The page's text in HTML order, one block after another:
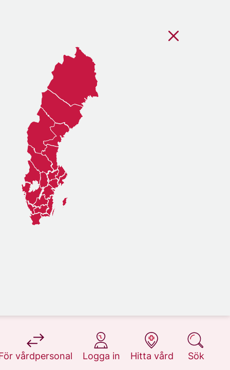
vårdpersonal
på 1177.se
Logga in
på 1177.se
Hitta vård
på 1177.se
Sök
på 1177.se